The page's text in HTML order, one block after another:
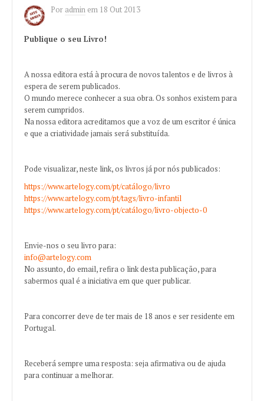
Por admin em 18 Out 2013
Publique o seu Livro!
A nossa editora está à procura de novos talentos e de livros à
espera de serem publicados.
O mundo merece conhecer a sua obra. Os sonhos existem para
serem cumpridos.
Na nossa editora acreditamos que a voz de um escritor é única
e que a criatividade jamais será substituída.
Pode visualizar, neste link, os livros já por nós publicados:
https://www.artelogy.com/pt/catálogo/livro
https://www.artelogy.com/pt/tags/livro-infantil
https://www.artelogy.com/pt/catálogo/livro-objecto-0
Envie-nos o seu livro para:
info@artelogy.com
No assunto, do email, refira o link desta publicação, para
sabermos qual é a iniciativa em que quer publicar.
Para concorrer deve de ter mais de 18 anos e ser residente em
Portugal.
Receberá sempre uma resposta: seja afirmativa ou de ajuda
para continuar a melhorar.